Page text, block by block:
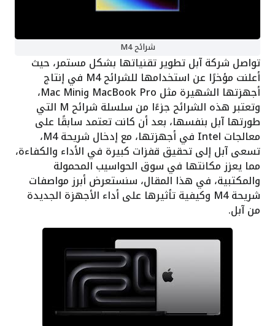
شرائح M4
تواصل شركة آبل تطوير تقنياتها بشكل مستمر، حيث
أعلنت مؤخرًا عن استخدامها للشرائح M4 في إنتاج
أجهزتها الشهيرة مثل MacBook Pro وMac Mini،
وتعتبر هذه الشرائح جزءًا من سلسلة شرائح M التي
طورتها آبل بنفسها، بعد أن كانت تعتمد سابقًا على
معالجات Intel في أجهزتها، مع إدخال شريحة M4،
تسعى آبل إلى تحقيق قفزات كبيرة في الأداء والكفاءة،
مما يعزز مكانتها في سوق الحواسيب المحمولة
والمكتبية، في هذا المقال، سنستعرض أبرز مواصفات
شريحة M4 وكيفية تأثيرها على أداء الأجهزة الجديدة
من آبل.